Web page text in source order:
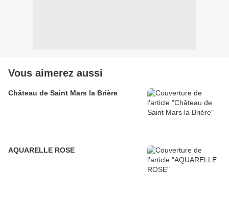
Vous aimerez aussi
Château de Saint Mars la Brière
AQUARELLE ROSE